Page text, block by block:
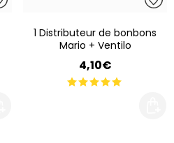
1 Distributeur de bonbons
Mario + Ventilo
4,10€